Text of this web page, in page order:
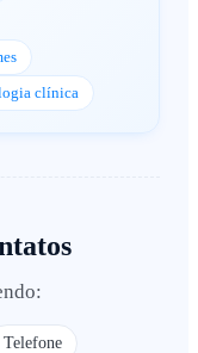
clínica
Telefone